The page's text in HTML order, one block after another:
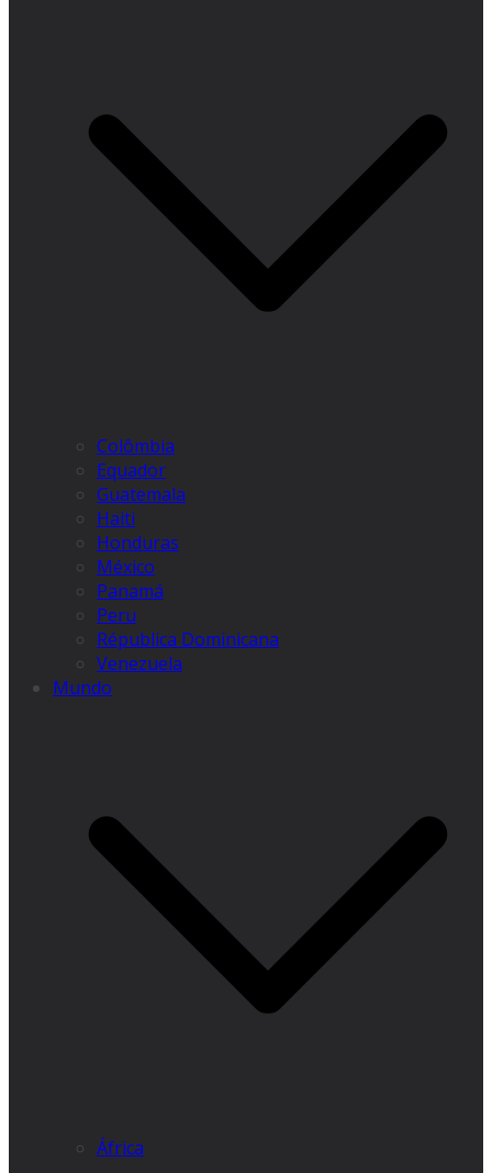
Colômbia
Equador
Guatemala
Haiti
Honduras
México
Panamá
Peru
Républica Dominicana
Venezuela
Mundo
África